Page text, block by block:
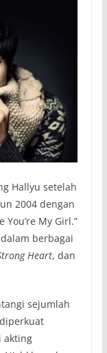
Hallyu setelah
2004 dengan
My Girl.”
berbagai
Heart, dan
sejumlah
akting